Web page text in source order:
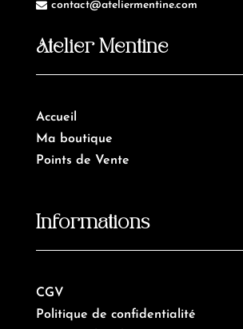
 contact@ateliermentine.com
Atelier Mentine
Accueil
Ma boutique
Points de Vente
Informations
CGV
Politique de confidentialité